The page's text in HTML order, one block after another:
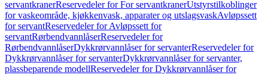
servantkranerReservedeler for For servantkranerUtstyrstilkoblinger
for vaskeområde, kjøkkenvask, apparater og utslagsvaskAvløpssett
for servantReservedeler for Avløpssett for
servantRørbendvannlåserReservedeler for
RørbendvannlåserDykkrørvannlåser for servanterReservedeler for
Dykkrørvannlåser for servanterDykkrørvannlåser for servanter,
plassbeparende modellReservedeler for Dykkrørvannlåser for